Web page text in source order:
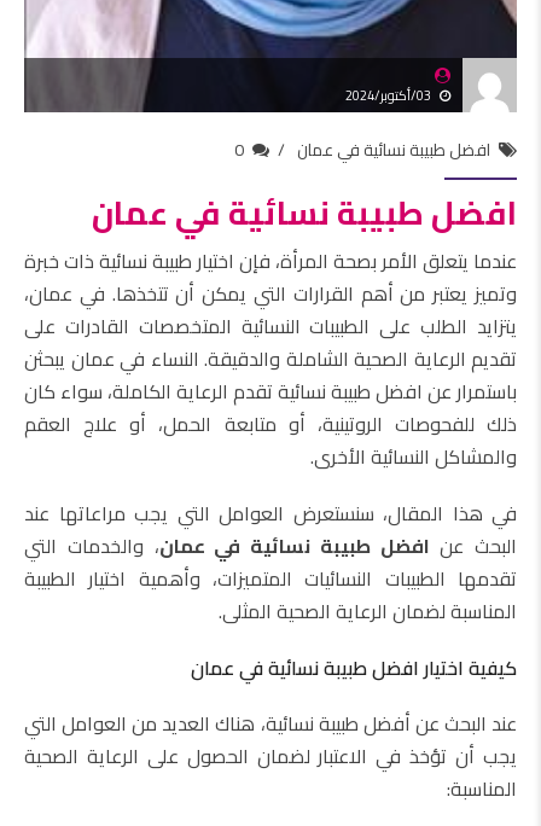
03/أكتوبر/2024
افضل طبيبة نسائية في عمان 0
افضل طبيبة نسائية في عمان
عندما يتعلق الأمر بصحة المرأة، فإن اختيار طبيبة نسائية ذات خبرة
وتميز يعتبر من أهم القرارات التي يمكن أن تتخذها. في عمان،
يتزايد الطلب على الطبيبات النسائية المتخصصات القادرات على
تقديم الرعاية الصحية الشاملة والدقيقة. النساء في عمان يبحثن
باستمرار عن افضل طبيبة نسائية تقدم الرعاية الكاملة، سواء كان
ذلك للفحوصات الروتينية، أو متابعة الحمل، أو علاج العقم
والمشاكل النسائية الأخرى.
في هذا المقال، سنستعرض العوامل التي يجب مراعاتها عند
البحث عن افضل طبيبة نسائية في عمان، والخدمات التي
تقدمها الطبيبات النسائيات المتميزات، وأهمية اختيار الطبيبة
المناسبة لضمان الرعاية الصحية المثلى.
كيفية اختيار افضل طبيبة نسائية في عمان
عند البحث عن أفضل طبيبة نسائية، هناك العديد من العوامل التي
يجب أن تؤخذ في الاعتبار لضمان الحصول على الرعاية الصحية
المناسبة: